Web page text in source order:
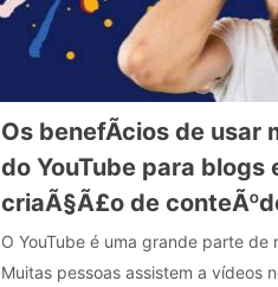
Os benefÃ­cios de usar
do YouTube para blogs
criaÃ§Ã£o de
O YouTube é uma grande parte de
Muitas pessoas assistem a vídeos